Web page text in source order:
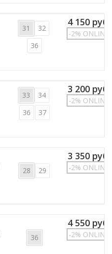
31
32
36
4 150 руб.
-2% ONLINE
33
34
36
37
3 200 руб.
-2% ONLINE
28 29
3 350 руб.
-2% ONLINE
36
4 550 руб.
-2% ONLINE